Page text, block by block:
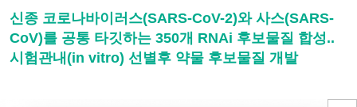
신종 코로나바이러스(SARS-CoV-2)와 사스(SARS-
CoV)를 공통 타깃하는 350개 RNAi 후보물질 합성..
시험관내(in vitro) 선별후 약물 후보물질 개발